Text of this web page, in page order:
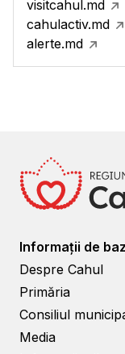
visitcahul.md
cahulactiv.md
alerte.md
Informații de
Despre Cahul
Primăria
Consiliul
Media